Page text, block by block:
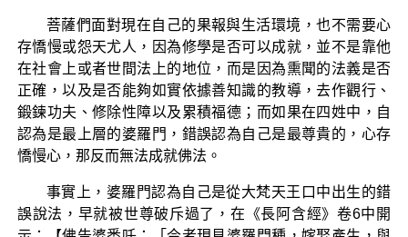
菩薩們面對現在自己的果報與生活環境，也不需要心
存憍慢或怨天尤人，因為修學是否可以成就，並不是靠他
在社會上或者世間法上的地位，而是因為熏聞的法義是否
正確，以及是否能夠如實依據善知識的教導，去作觀行、
鍛鍊功夫、修除性障以及累積福德；而如果在四姓中，自
認為是最上層的婆羅門，錯誤認為自己是最尊貴的，心存
憍慢心，那反而無法成就佛法。
事實上，婆羅門認為自己是從大梵天王口中出生的錯
誤說法，早就被世尊破斥過了，在《長阿含經》卷6中開